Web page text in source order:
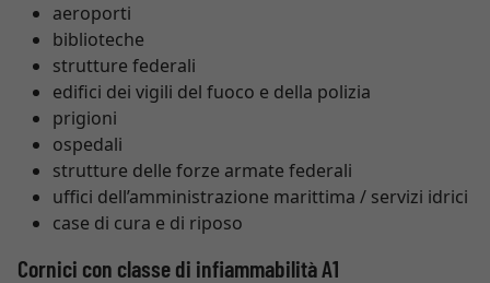
aeroporti
biblioteche
strutture federali
edifici dei vigili del fuoco e della polizia
prigioni
ospedali
strutture delle forze armate federali
uffici dell’amministrazione marittima / servizi idrici
case di cura e di riposo
Cornici con classe di infiammabilità A1